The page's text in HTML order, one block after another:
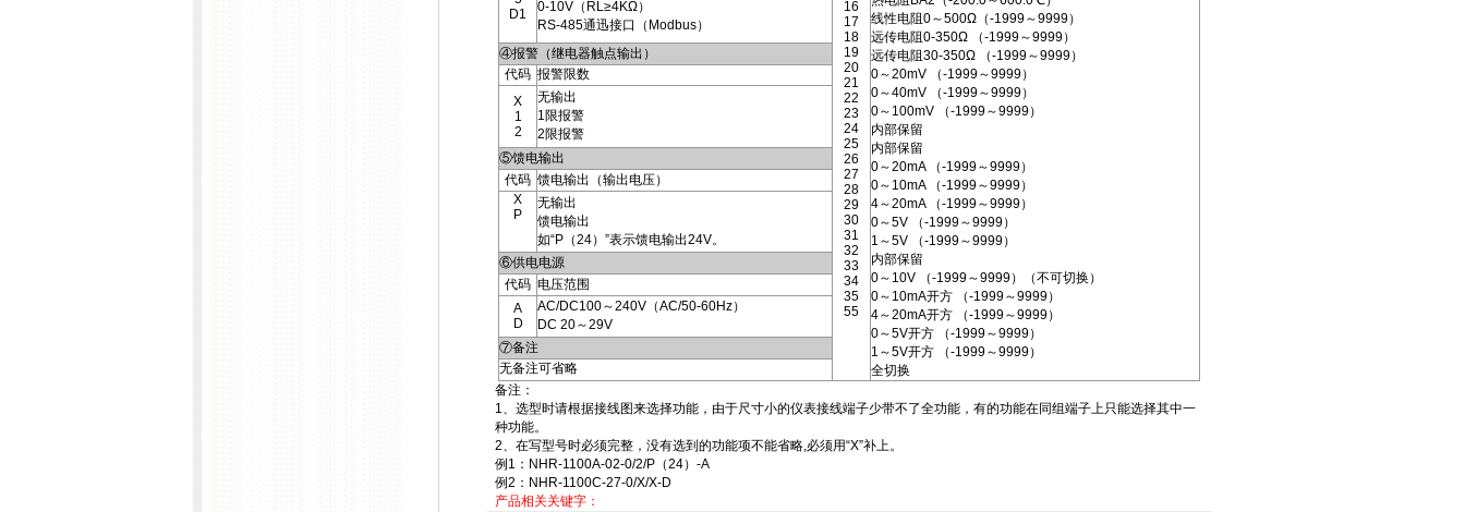
16
17
18
19
20
21
22
23
24
25
26
27
28
29
30
31
32
33
34
35
55
线性电阻0～500Ω（-1999～9999）
远传电阻0-350Ω （-1999～9999）
远传电阻30-350Ω （-1999～9999）
0～20mV （-1999～9999）
0～40mV （-1999～9999）
0～100mV （-1999～9999）
内部保留
内部保留
0～20mA （-1999～9999）
0～10mA （-1999～9999）
4～20mA （-1999～9999）
0～5V （-1999～9999）
1～5V （-1999～9999）
内部保留
0～10V （-1999～9999）（不可切换）
0～10mA开方 （-1999～9999）
4～20mA开方 （-1999～9999）
0～5V开方 （-1999～9999）
1～5V开方 （-1999～9999）
全切换
D1
0-10V（RL≥4KΩ）
RS-485通迅接口（Modbus）
④报警（继电器触点输出）
代码 报警限数
X
1
2
无输出
1限报警
2限报警
⑤馈电输出
代码 馈电输出（输出电压）
X
P
无输出
馈电输出
如“P（24）”表示馈电输出24V。
⑥供电电源
代码 电压范围
A
D
AC/DC100～240V（AC/50-60Hz）
DC 20～29V
⑦备注
无备注可省略
备注：
1、选型时请根据接线图来选择功能，由于尺寸小的仪表接线端子少带不了全功能，有的功能在同组端子上只能选择其中一
种功能。
2、在写型号时必须完整，没有选到的功能项不能省略,必须用“X”补上。
例1：NHR-1100A-02-0/2/P（24）-A
例2：NHR-1100C-27-0/X/X-D
产品相关关键字：